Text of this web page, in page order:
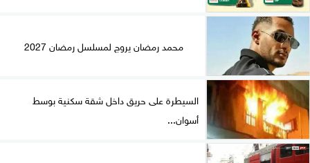
محمد رمضان يروج لمسلسل رمضان 2027
السيطرة على حريق داخل شقة سكنية بوسط
أسوان...